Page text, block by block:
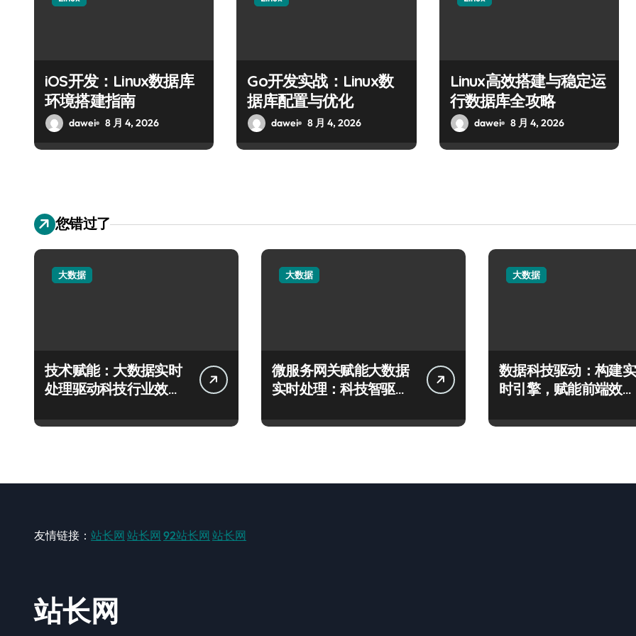
iOS开发：Linux数据库
环境搭建指南
dawei 8 月 4, 2026
Go开发实战：Linux数
据库配置与优化
dawei 8 月 4, 2026
Linux高效搭建与稳定运
行数据库全攻略
dawei 8 月 4, 2026
您错过了
大数据
技术赋能：大数据实时
处理驱动科技行业效能
大数据
微服务网关赋能大数据
实时处理：科技智驱动
大数据
数据科技驱动：构建实
时引擎，赋能前端效能
友情链接： 站长网 站长网 92站长网 站长网
站长网